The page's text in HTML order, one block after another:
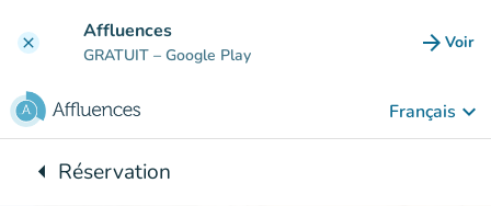
clear Affluences
GRATUIT – Google Play arrow_forward Voir
Français keyboard_arrow_down
arrow_leftRetour à :
Réservation